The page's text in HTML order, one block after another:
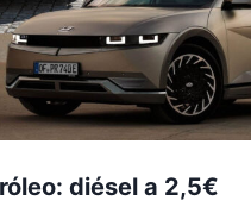
diésel a 2,5€